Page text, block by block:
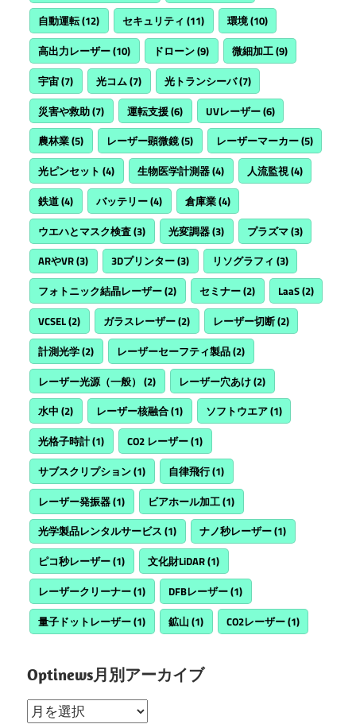
自動運転(12) セキュリティ (11) 環境(10)
高出力レーザー(10) ドローン(9) 微細加工(9)
宇宙(7) 光コム(7) 光トランシーバ(7)
災害や救助(7) 運転支援(6) UVレーザー(6)
農林業(5) レーザー顕微鏡(5) レーザーマーカー(5)
光ピンセット (4) 生物医学計測器(4) 人流監視(4)
鉄道(4) バッテリー(4) 倉庫業(4)
ウエハとマスク検査(3) 光変調器(3) プラズマ(3)
ARやVR(3) 3Dプリンター(3) リソグラフィ (3)
フォトニック結晶レーザー(2) セミナー(2) LaaS(2)
VCSEL(2) ガラスレーザー(2) レーザー切断(2)
計測光学(2) レーザーセーフティ製品(2)
レーザー光源（一般） (2) レーザー穴あけ(2)
水中 (2) レーザー核融合(1) ソフトウエア(1)
光格子時計(1) CO2 レーザー(1)
サブスクリプション(1) 自律飛行(1)
レーザー発振器(1) ビアホール加工(1)
光学製品レンタルサービス (1) ナノ秒レーザー(1)
ピコ秒レーザー(1) 文化財LiDAR(1)
レーザークリーナー(1) DFBレーザー(1)
量子ドットレーザー(1) 鉱山 (1) CO2レーザー(1)
Optinews月別アーカイブ
Optinews